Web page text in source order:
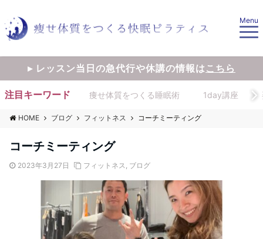
Menu
▸ レッスン当日の急代行や休講の情報はこちら
注目キーワード 痩せ体質をつくる睡眠術 1day講座
HOME ブログ フィットネス コーチミーティング
コーチミーティング
2023年3月27日 フィットネス, ブログ